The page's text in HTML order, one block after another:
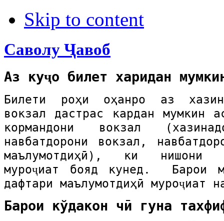
Skip to content
Саволу Ҷавоб
Аз куҷо билет харидан
Билети роҳи оҳанро аз
вокзал дастрас кардан мумкин
кормандони вокзал
навбатдорони вокзал,
маълумотдиҳӣ), ки нишони
муроҷиат бояд кунед. Барои
дафтари маълумотдиҳӣ муроҷиат
Барои кўдакон чӣ гуна